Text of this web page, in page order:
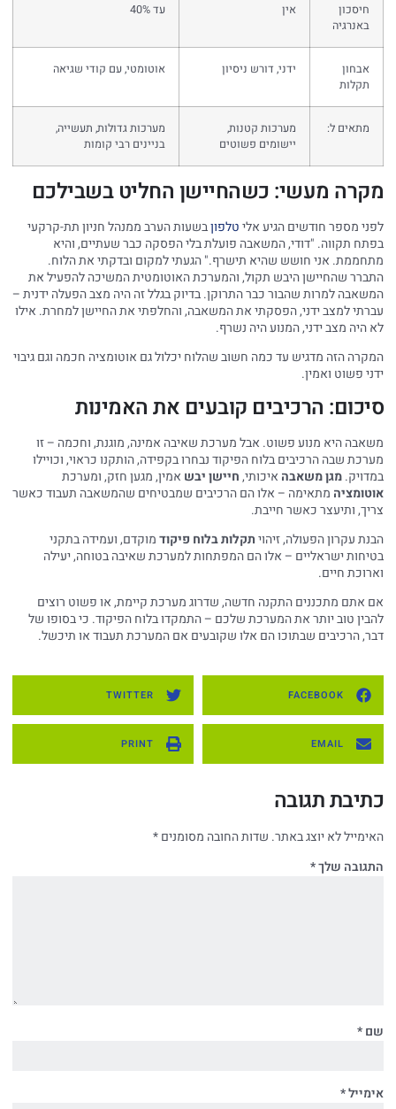
חיסכון
באנרגיה
אין עד 40%
אבחון
תקלות
ידני, דורש ניסיון אוטומטי, עם קודי שגיאה
מתאים ל:
מערכות קטנות,
יישומים פשוטים
מערכות גדולות, תעשייה,
בניינים רבי קומות
מקרה מעשי: כשהחיישן החליט בשבילכם
לפני מספר חודשים הגיע אליטלפוןבשעות הערב ממנהל חניון תת-קרקעי
בפתח תקווה. "דודי, המשאבה פועלת בלי הפסקה כבר שעתיים, והיא
מתחממת. אני חושש שהיא תישרף." הגעתי למקום ובדקתי את הלוח.
התברר שהחיישן היבש תקול, והמערכת האוטומטית המשיכה להפעיל את
המשאבה למרות שהבור כבר התרוקן. בדיוק בגלל זה היה מצב הפעלה ידנית –
עברתי למצב ידני, הפסקתי את המשאבה, והחלפתי את החיישן למחרת. אילו
לא היה מצב ידני, המנוע היה נשרף.
המקרה הזה מדגיש עד כמה חשוב שהלוח יכלול גם אוטומציה חכמה וגם גיבוי
ידני פשוט ואמין.
סיכום: הרכיבים קובעים את האמינות
משאבה היא מנוע פשוט. אבל מערכת שאיבה אמינה, מוגנת, וחכמה – זו
מערכת שבה הרכיבים בלוח הפיקוד נבחרו בקפידה, הותקנו כראוי, וכויילו
במדויק.מגן משאבה איכותי,חיישן יבש אמין, מגען חזק, ומערכת
אוטומציה מתאימה – אלו הם הרכיבים שמבטיחים שהמשאבה תעבוד כאשר
צריך, ותיעצר כאשר חייבת.
הבנת עקרון הפעולה, זיהויתקלות בלוח פיקודמוקדם, ועמידה בתקני
בטיחות ישראליים – אלו הם המפתחות למערכת שאיבה בטוחה, יעילה
וארוכת חיים.
אם אתם מתכננים התקנה חדשה, שדרוג מערכת קיימת, או פשוט רוצים
להבין טוב יותר את המערכת שלכם – התמקדו בלוח הפיקוד. כי בסופו של
דבר, הרכיבים שבתוכו הם אלו שקובעים אם המערכת תעבוד או תיכשל.
FACEBOOK
TWITTER
EMAIL
PRINT
כתיבת תגובה
האימייל לא יוצג באתר. שדות החובה מסומנים*
התגובה שלך*
שם*
אימייל*